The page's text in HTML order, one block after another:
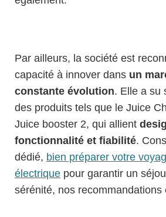
Par ailleurs, la société est
capacité à innover dans un
constante évolution. Elle a su
des produits tels que le Juice
Juice booster 2, qui allient
fonctionnalité et fiabilité.
dédié, bien préparer votre
électrique pour garantir un
sérénité, nos recommandations